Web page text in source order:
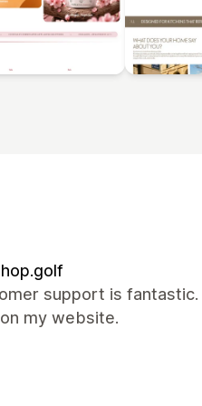
support is
my website.